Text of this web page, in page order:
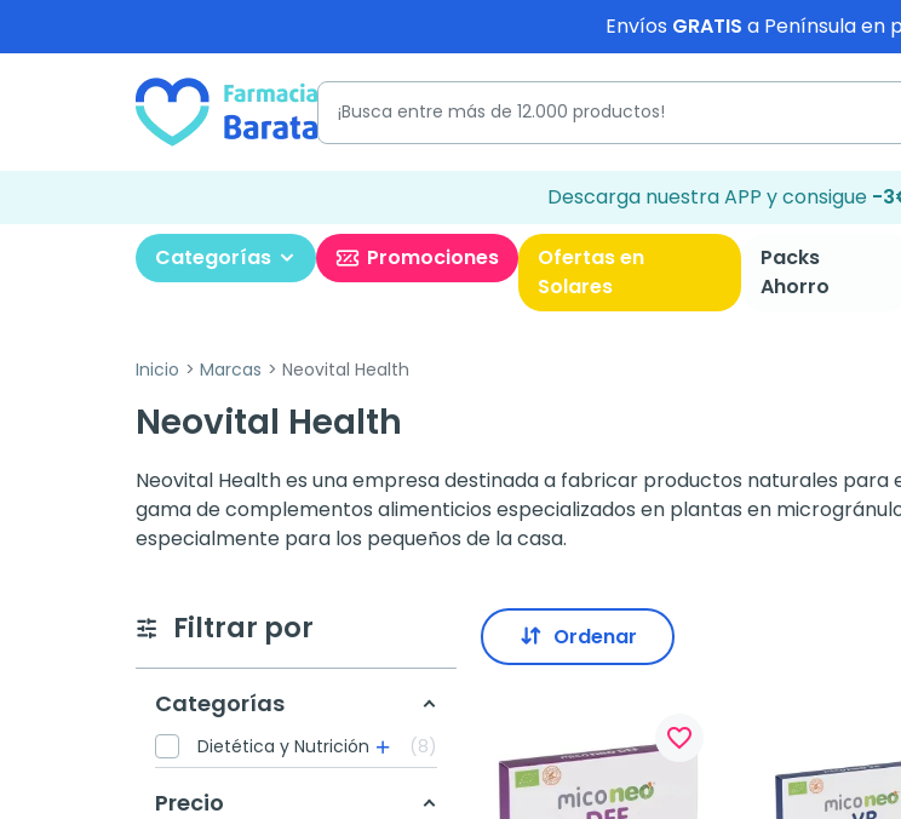
Envíos GRATIS a Península en
Descarga nuestra APP y consigue -
Categorías Promociones
Ofertas en
Solares
Packs
Ahorro
Inicio Marcas Neovital Health
Neovital Health
Neovital Health es una empresa destinada a fabricar productos naturales
gama de complementos alimenticios especializados en plantas en
especialmente para los pequeños de la casa.
Filtrar por
Categorías
Dietética y Nutrición 8
Precio
Ordenar
favorite_border